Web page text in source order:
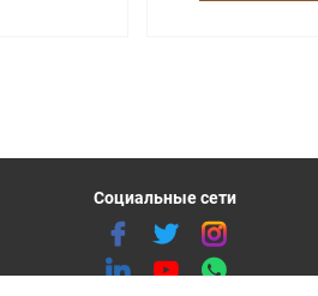
Социальные сети